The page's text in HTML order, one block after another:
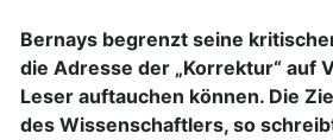
Bernays begrenzt seine
die Adresse der „Korrektur“ auf
Leser auftauchen können. Die
des Wissenschaftlers, so